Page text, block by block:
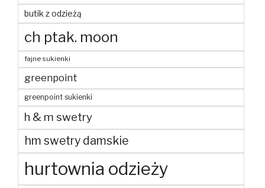
butik z odzieżą
ch ptak. moon
fajne sukienki
greenpoint
greenpoint sukienki
h & m swetry
hm swetry damskie
hurtownia odzieży